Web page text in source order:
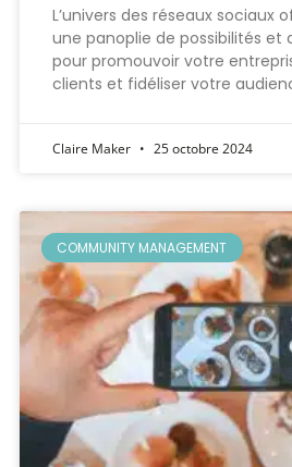
L’univers des réseaux sociaux
une panoplie de possibilités et
pour promouvoir votre
clients et fidéliser votre
Claire Maker 25 octobre 2024
COMMUNITY MANAGEMENT